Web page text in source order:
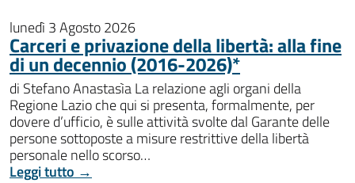
lunedì 3 Agosto 2026
Carceri e privazione della libertà: alla fine
di un decennio (2016-2026)*
di Stefano Anastasìa La relazione agli organi della
Regione Lazio che qui si presenta, formalmente, per
dovere d’ufficio, è sulle attività svolte dal Garante delle
persone sottoposte a misure restrittive della libertà
personale nello scorso…
Leggi tutto →